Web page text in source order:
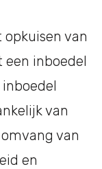
opkuisen van
een inboedel
van
van
en